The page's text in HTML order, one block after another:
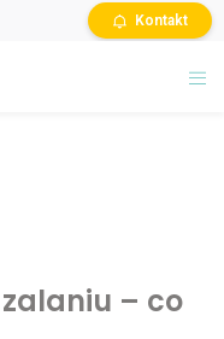
Kontakt
– co